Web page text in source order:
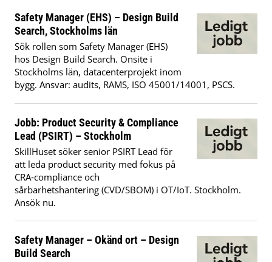
Safety Manager (EHS) – Design Build
Search, Stockholms län
Sök rollen som Safety Manager (EHS)
hos Design Build Search. Onsite i
Stockholms län, datacenterprojekt inom
bygg. Ansvar: audits, RAMS, ISO 45001/14001, PSCS.
Jobb: Product Security & Compliance
Lead (PSIRT) – Stockholm
SkillHuset söker senior PSIRT Lead för
att leda product security med fokus på
CRA‑compliance och
sårbarhetshantering (CVD/SBOM) i OT/IoT. Stockholm.
Ansök nu.
Safety Manager – Okänd ort – Design
Build Search